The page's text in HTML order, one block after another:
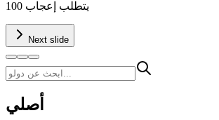
يتطلب إعجاب 100
Next slide
أصلي